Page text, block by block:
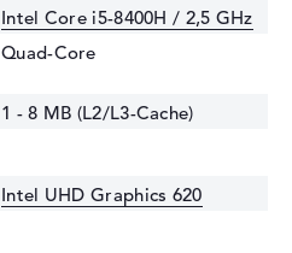
Intel Core i5-8400H / 2,5 GHz
Quad-Core
1 - 8 MB (L2/L3-Cache)
Intel UHD Graphics 620